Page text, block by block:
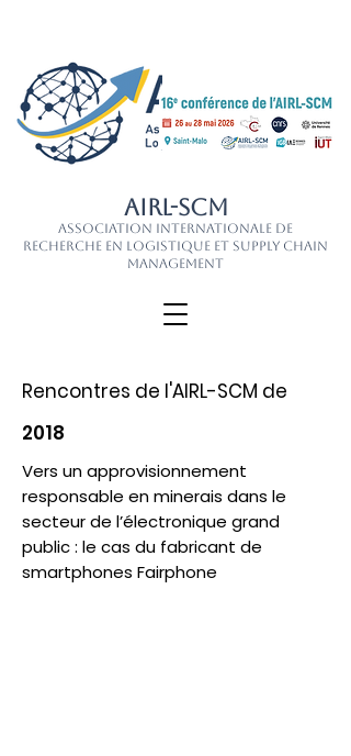
AIRL-SCM
Association Internationale de
Recherche en Logistique et Supply Chain
Management
Rencontres de l'AIRL-SCM de
2018
Vers un approvisionnement
responsable en minerais dans le
secteur de l’électronique grand
public : le cas du fabricant de
smartphones Fairphone